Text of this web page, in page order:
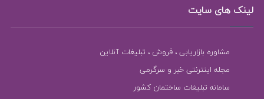
لینک های سایت
مشاوره بازاریابی ، فروش ، تبلیغات آنلاین
مجله اینترنتی خبر و سرگرمی
سامانه تبلیغات ساختمان کشور